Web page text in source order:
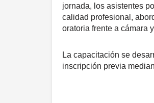
jornada, los asistentes
calidad profesional,
oratoria frente a cámara
La capacitación se
inscripción previa